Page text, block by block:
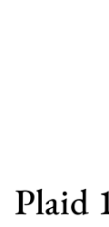
Plaid